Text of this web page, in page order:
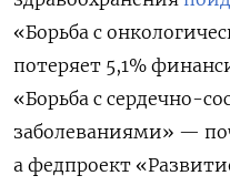
«Борьба с
потеряет 5,1%
«Борьба с сердечно-
заболеваниями» —
а федпроект